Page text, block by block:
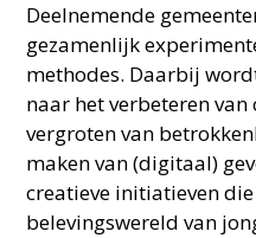
Deelnemende
gezamenlijk
methodes. Daarbij
naar het verbeteren
vergroten van
maken van (digitaal)
creatieve initiatieven
belevingswereld van